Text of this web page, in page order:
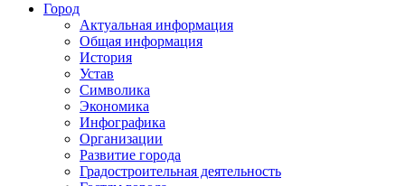
Город
Актуальная информация
Общая информация
История
Устав
Символика
Экономика
Инфографика
Организации
Развитие города
Градостроительная деятельность